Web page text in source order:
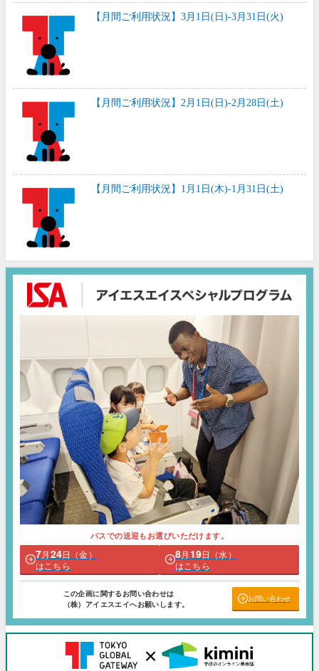
【月間ご利用状況】3月1日(日)-3月31日(火)
【月間ご利用状況】2月1日(日)-2月28日(土)
【月間ご利用状況】1月1日(木)-1月31日(土)
バスでの送迎もお選びいただけます。
7月24日（金）
はこちら
8月 19日（水）
はこちら
この企画に関するお問い合わせは
（株）アイエスエイへお願いします。
お問い合わせ